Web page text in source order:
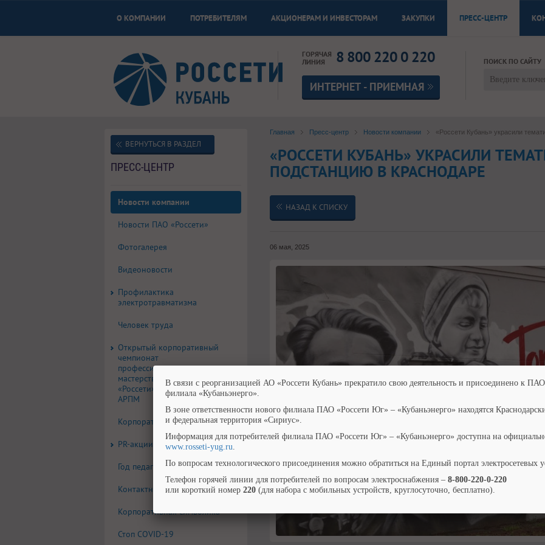
О КОМПАНИИ ПОТРЕБИТЕЛЯМ АКЦИОНЕРАМ И ИНВЕСТОРАМ ЗАКУПКИ ПРЕСС-ЦЕНТР
ГОРЯЧАЯ
ЛИНИЯ
8 800 220 0 220
ИНТЕРНЕТ - ПРИЕМНАЯ
ПОИСК ПО САЙТУ
Главная Пресс-центр Новости компании «Россети Кубань» украсили
«РОССЕТИ КУБАНЬ» УКРАСИЛИ
ПОДСТАНЦИЮ В КРАСНОДАРЕ
НАЗАД К СПИСКУ
06 мая, 2025
ВЕРНУТЬСЯ В РАЗДЕЛ
ПРЕСС-ЦЕНТР
Новости компании
Новости ПАО «Россети»
Фотогалерея
Видеоновости
Профилактика
электротравматизма
Человек труда
Открытый корпоративный
чемпионат
профессионального
мастерства группы компаний
«Россети» по стандартам
АРПМ
Корпоративная газета
PR-акции, конкурсы
Год педагога и наставника
Контактная информация
Корпоративная символика
Стоп COVID-19
В связи с реорганизацией АО «Россети Кубань» прекратило свою деятельность и присоединено к
филиала «Кубаньэнерго».
В зоне ответственности нового филиала ПАО «Россети Юг» – «Кубаньэнерго» находятся
и федеральная территория «Сириус».
Информация для потребителей филиала ПАО «Россети Юг» – «Кубаньэнерго» доступна на
www.rosseti-yug.ru.
По вопросам технологического присоединения можно обратиться на Единый портал электросетевых
Телефон горячей линии для потребителей по вопросам электроснабжения – 8-800-220-0-220
или короткий номер 220 (для набора с мобильных устройств, круглосуточно, бесплатно).